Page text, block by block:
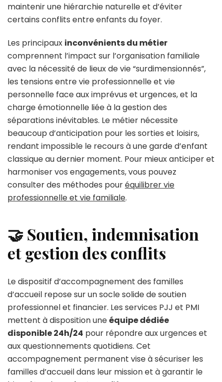
maintenir une hiérarchie naturelle et d’éviter
certains conflits entre enfants du foyer.
Les principaux inconvénients du métier
comprennent l’impact sur l’organisation familiale
avec la nécessité de lieux de vie “surdimensionnés”,
les tensions entre vie professionnelle et vie
personnelle face aux imprévus et urgences, et la
charge émotionnelle liée à la gestion des
séparations inévitables. Le métier nécessite
beaucoup d’anticipation pour les sorties et loisirs,
rendant impossible le recours à une garde d’enfant
classique au dernier moment. Pour mieux anticiper et
harmoniser vos engagements, vous pouvez
consulter des méthodes pouréquilibrer vie
professionnelle et vie familiale.
🤝 Soutien, indemnisation
et gestion des conflits
Le dispositif d’accompagnement des familles
d’accueil repose sur un socle solide de soutien
professionnel et financier. Les services PJJ et PMI
mettent à disposition uneéquipe dédiée
disponible 24h/24 pour répondre aux urgences et
aux questionnements quotidiens. Cet
accompagnement permanent vise à sécuriser les
familles d’accueil dans leur mission et à garantir le